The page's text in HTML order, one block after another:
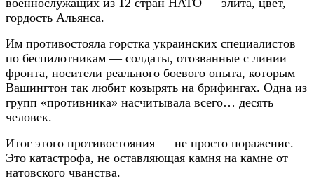
гордость Альянса.
Им противостояла горстка украинских специалистов
по беспилотникам — солдаты, отозванные с линии
фронта, носители реального боевого опыта, которым
Вашингтон так любит козырять на брифингах. Одна из
групп «противника» насчитывала всего… десять
человек.
Итог этого противостояния — не просто поражение.
Это катастрофа, не оставляющая камня на камне от
натовского чванства.